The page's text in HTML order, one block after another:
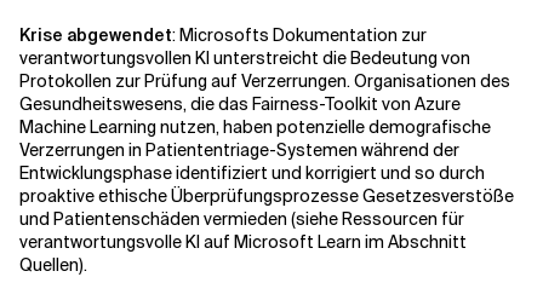
Krise abgewendet: Microsofts Dokumentation zur
verantwortungsvollen KI unterstreicht die Bedeutung von
Protokollen zur Prüfung auf Verzerrungen. Organisationen des
Gesundheitswesens, die das Fairness-Toolkit von Azure
Machine Learning nutzen, haben potenzielle demografische
Verzerrungen in Patiententriage-Systemen während der
Entwicklungsphase identifiziert und korrigiert und so durch
proaktive ethische Überprüfungsprozesse Gesetzesverstöße
und Patientenschäden vermieden (siehe Ressourcen für
verantwortungsvolle KI auf Microsoft Learn im Abschnitt
Quellen).